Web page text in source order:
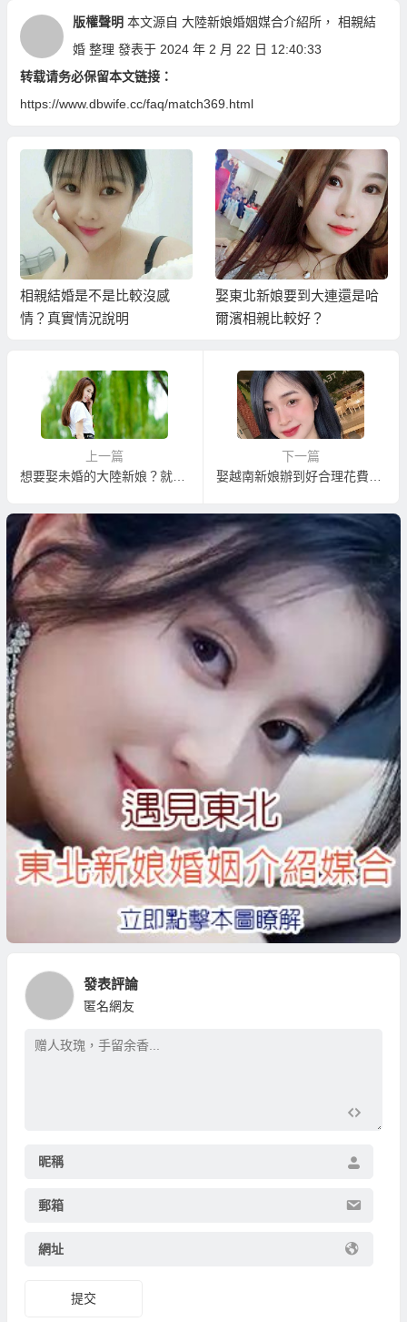
版權聲明 本文源自 大陸新娘婚姻媒合介紹所， 相親結
婚整理 發表于 2024 年 2 月 22 日 12:40:33
转载请务必保留本文链接：
https://www.dbwife.cc/faq/match369.html
相親結婚是不是比較沒感
情？真實情況說明
娶東北新娘要到大連還是哈
爾濱相親比較好？
上一篇
想要娶未婚的大陸新娘？就到大連相親娶東北新娘才比較有機會！
下一篇
發表評論
匿名網友
昵稱
郵箱
網址